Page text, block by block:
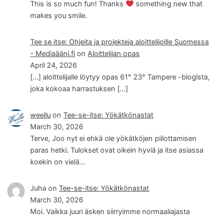
This is so much fun! Thanks
something new that
makes you smile.
Tee se itse: Ohjeita ja projekteja aloittelijoille Suomessa
- Mediaääni.fi onAloittelijan opas
April 24, 2026
[…] aloittelijalle löytyy opas 61° 23° Tampere -blogista,
joka kokoaa harrastuksen […]
weellu onTee-se-itse: Yökätkönastat
March 30, 2026
Terve, Joo nyt ei ehkä ole yökätköjen piilottamisen
paras hetki. Tulokset ovat oikein hyviä ja itse asiassa
koekin on vielä…
Juha onTee-se-itse: Yökätkönastat
March 30, 2026
Moi. Vaikka juuri äsken siirryimme normaaliajasta